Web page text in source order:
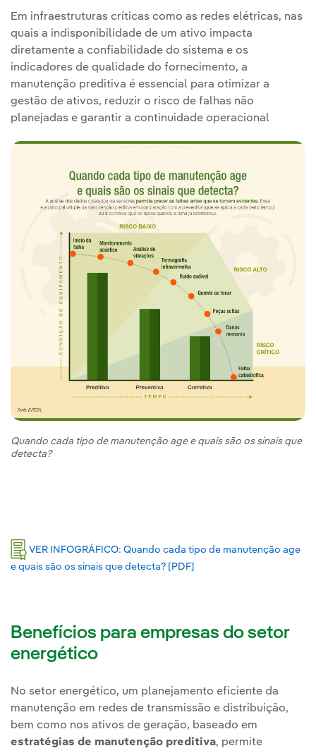
Em infraestruturas críticas como as redes elétricas, nas
quais a indisponibilidade de um ativo impacta
diretamente a confiabilidade do sistema e os
indicadores de qualidade do fornecimento, a
manutenção preditiva é essencial para otimizar a
gestão de ativos, reduzir o risco de falhas não
planejadas e garantir a continuidade operacional
Quando cada tipo de manutenção age e quais são os sinais que
detecta?
VER INFOGRÁFICO: Quando cada tipo de manutenção age
e quais são os sinais que detecta? [PDF]
Benefícios para empresas do setor
energético
No setor energético, um planejamento eficiente da
manutenção em redes de transmissão e distribuição,
bem como nos ativos de geração, baseado em
estratégias de manutenção preditiva, permite